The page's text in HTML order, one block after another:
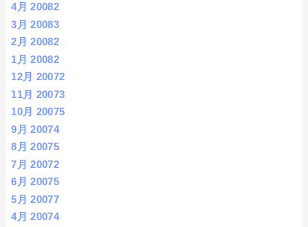
4月 20082
3月 20083
2月 20082
1月 20082
12月 20072
11月 20073
10月 20075
9月 20074
8月 20075
7月 20072
6月 20075
5月 20077
4月 20074